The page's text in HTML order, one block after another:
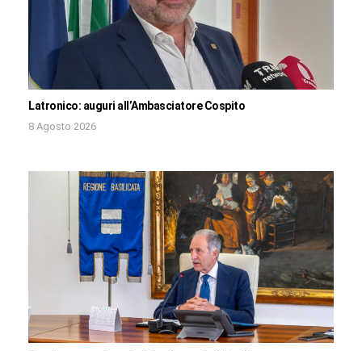
Latronico: auguri all’Ambasciatore Cospito
8 Agosto 2026